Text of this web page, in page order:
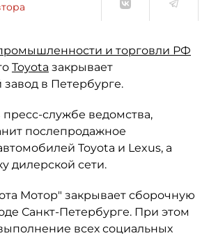
и торговли РФ
Toyota закрывает
в Петербурге.
службе ведомства,
послепродажное
Toyota и Lexus, а
дилерской сети.
Мотор" закрывает сборочную
Санкт-Петербурге. При этом
всех социальных